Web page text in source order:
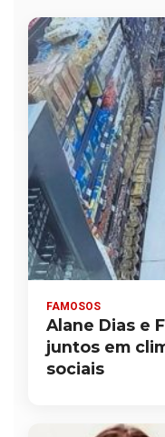
FAMOSOS
Alane Dias e
juntos em
sociais